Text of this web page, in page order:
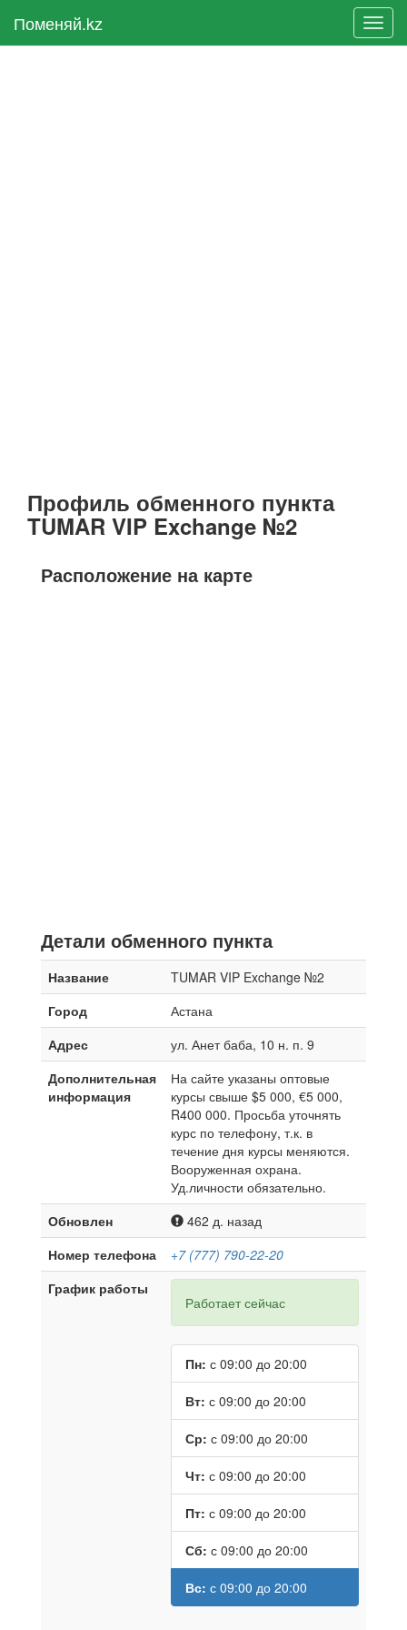
Поменяй.kz
Профиль обменного пункта
TUMAR VIP Exchange №2
Расположение на карте
Детали обменного пункта
Название
TUMAR VIP Exchange №2
Город
Астана
Адрес
ул. Анет баба, 10 н. п. 9
Дополнительная
информация
На сайте указаны оптовые
курсы свыше $5 000, €5 000,
R400 000. Просьба уточнять
курс по телефону, т.к. в
течение дня курсы меняются.
Вооруженная охрана.
Уд.личности обязательно.
Обновлен
462 д. назад
Номер телефона
+7 (777) 790-22-20
График работы
Работает сейчас
Пн: с 09:00 до 20:00
Вт: с 09:00 до 20:00
Ср: с 09:00 до 20:00
Чт: с 09:00 до 20:00
Пт: с 09:00 до 20:00
Сб: с 09:00 до 20:00
Вс: с 09:00 до 20:00